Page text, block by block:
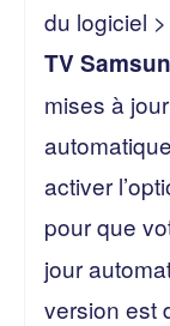
du logiciel
TV
mises à
activer
pour que
jour
version est